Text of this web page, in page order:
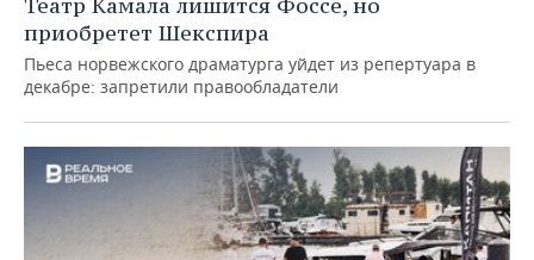
приобретет Шекспира
Пьеса норвежского драматурга уйдет из репертуара в
декабре: запретили правообладатели